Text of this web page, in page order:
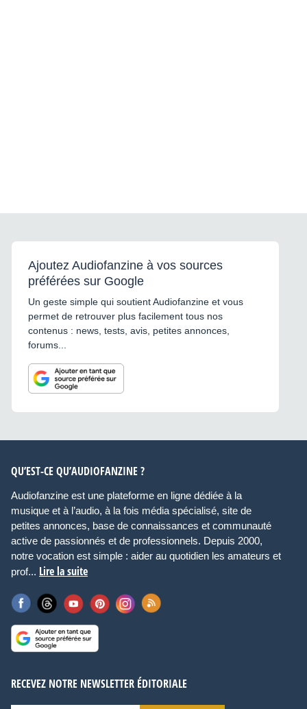
Ajoutez Audiofanzine à vos sources
préférées sur Google
Un geste simple qui soutient Audiofanzine et vous
permet de retrouver plus facilement tous nos
contenus : news, tests, avis, petites annonces,
forums...
QU’EST-CE QU’AUDIOFANZINE ?
Audiofanzine est une plateforme en ligne dédiée à la
musique et à l’audio, à la fois média spécialisé, site de
petites annonces, base de connaissances et communauté
active de passionnés et de professionnels. Depuis 2000,
notre vocation est simple : aider au quotidien les amateurs et
prof... Lire la suite
RECEVEZ NOTRE NEWSLETTER ÉDITORIALE